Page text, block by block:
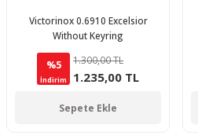
Victorinox 0.6910 Excelsior
Without Keyring
%5
İndirim
1.300,00 TL
1.235,00 TL
Sepete Ekle